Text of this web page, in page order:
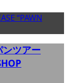
ツアー